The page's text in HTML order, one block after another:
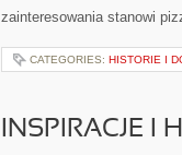
zainteresowania stanowi
CATEGORIES: HISTORIE I
INSPIRACJE I